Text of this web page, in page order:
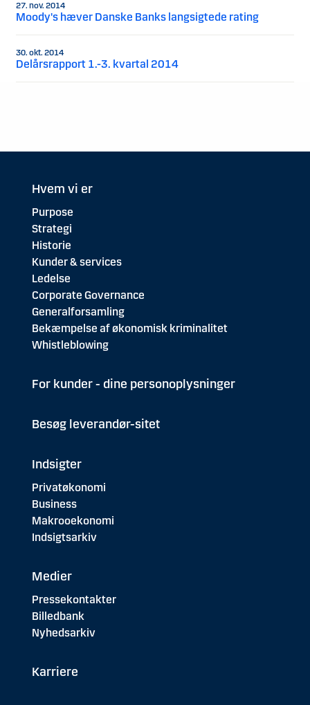
27. nov. 2014
Moody's hæver Danske Banks langsigtede rating
30. okt. 2014
Delårsrapport 1.-3. kvartal 2014
Hvem vi er
Purpose
Strategi
Historie
Kunder & services
Ledelse
Corporate Governance
Generalforsamling
Bekæmpelse af økonomisk kriminalitet
Whistleblowing
For kunder - dine personoplysninger
Besøg leverandør-sitet
Indsigter
Privatøkonomi
Business
Makrooekonomi
Indsigtsarkiv
Medier
Pressekontakter
Billedbank
Nyhedsarkiv
Karriere